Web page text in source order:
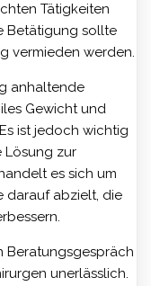
Tätigkeiten
Betätigung sollte
vermieden werden.
anhaltende
Gewicht und
ist jedoch wichtig
Lösung zur
es sich um
darauf abzielt, die
Beratungsgespräch
unerlässlich.